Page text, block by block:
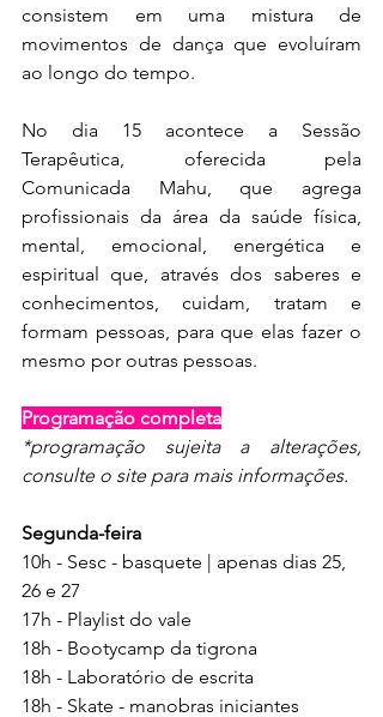
consistem em uma mistura de
movimentos de dança que evoluíram
ao longo do tempo.
No dia 15 acontece a Sessão
Terapêutica, oferecida pela
Comunicada Mahu, que agrega
profissionais da área da saúde física,
mental, emocional, energética e
espiritual que, através dos saberes e
conhecimentos, cuidam, tratam e
formam pessoas, para que elas fazer o
mesmo por outras pessoas.
Programação completa
*programação sujeita a alterações,
consulte o site para mais informações.
Segunda-feira
10h - Sesc - basquete | apenas dias 25,
26 e 27
17h - Playlist do vale
18h - Bootycamp da tigrona
18h - Laboratório de escrita
18h - Skate - manobras iniciantes